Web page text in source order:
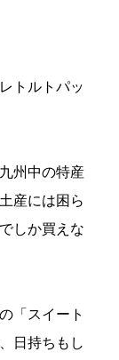
トルトパッ
州中の特産
産には困ら
しか買えな
「スイート
日持ちもし